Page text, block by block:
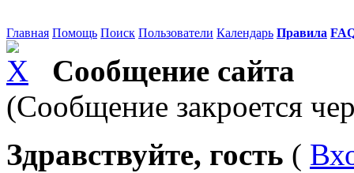
Главная Помощь Поиск Пользователи Календарь Правила
Сообщение сайта
(Сообщение закроется
Здравствуйте, гость (